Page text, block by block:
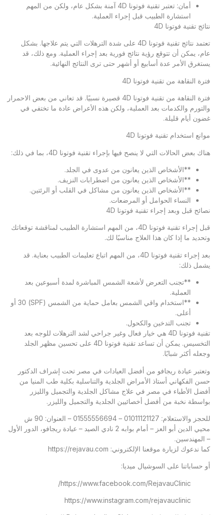
أمان: تعتبر تقنية فوتونا 4D آمنة بشكل عام، ولكن من المهم
استشارة الطبيب قبل إجراء العملية.
نتائج تقنية فوتونا 4D
تعتمد نتائج تقنية فوتونا 4D على شدة الترهلات التي يتم علاجها. بشكل
عام، يمكن أن تتوقع رؤية نتائج فورية بعد إجراء العملية. ومع ذلك، قد
يستغرق الأمر عدة أسابيع أو أشهر حتى ترى النتائج النهائية.
فترة النقاهة من تقنية فوتونا 4D
فترة النقاهة من تقنية فوتونا 4D قصيرة نسبيًا. قد تعاني من بعض الاحمرار
والتورم والكدمات بعد العملية، ولكن هذه الأعراض عادة ما تختفي في
غضون أيام قليلة.
موانع استخدام تقنية فوتونا 4D
هناك بعض الحالات التي لا ينصح فيها بإجراء تقنية فوتونا 4D، بما في ذلك:
**الأشخاص الذين يعانون من عدوى في الجلد.
**الأشخاص الذين يعانون من اضطرابات النزيف.
**الأشخاص الذين يعانون من مشاكل في القلب أو الرئتين.
النساء الحوامل أو المرضعات.
نصائح قبل وبعد إجراء تقنية فوتونا 4D
قبل إجراء تقنية فوتونا 4D، من المهم استشارة الطبيب لمناقشة توقعاتك
وتحديد ما إذا كان هذا العلاج مناسبًا لك.
بعد إجراء تقنية فوتونا 4D، من المهم اتباع تعليمات الطبيب بعناية. قد
يشمل ذلك:
**تجنب التعرض لأشعة الشمس المباشرة لمدة أسبوعين بعد
العملية.
**استخدام واقي الشمس بعامل حماية من الشمس (SPF) 30 أو
أعلى.
تجنب التدخين والكحول.
تقنية فوتونا 4D هي خيار فعال وغير جراحي لشد الترهلات للوجه بعد
التخسيس. يمكن أن تساعد تقنية فوتونا 4D على تحسين مظهر الجلد
وجعله أكثر شبابًا.
وتعتبر عيادة ريجافو من أفضل العيادات في مصر تحت إشراف الدكتور
حسن الفكهاني أستاذ الأمراض الجلدية والتناسلية بكلية طب المنيا من
أفضل الأطباء في مصر في علاج مشاكل الجلدية والتجميل والليزر
بواسطة نخبة من أفضل أخصائيين الجلدية والتجميل والليزر.
للحجز والاستعلام: 01011121127 – 01555556694 – العنوان: 90 ش
محيي الدين أبو العز – أمام بوابه 2 نادي الصيد – عيادة ريجافو، الدور الأول
– المهندسين.
كما ندعوك لزيارة موقعنا الإلكتروني: https://rejavau.com
أو حساباتنا على السوشيال ميديا:
https://www.facebook.com/RejavauClinic/
https://www.instagram.com/rejavauclinic